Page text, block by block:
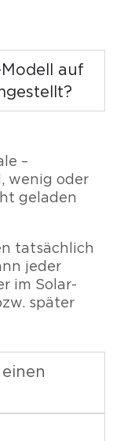
auf
–
wenig oder
geladen
tatsächlich
jeder
im Solar-
später